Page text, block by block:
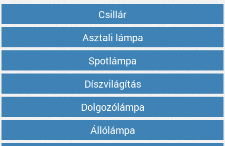
Csillár
Asztali lámpa
Spotlámpa
Díszvilágítás
Dolgozólámpa
Állólámpa